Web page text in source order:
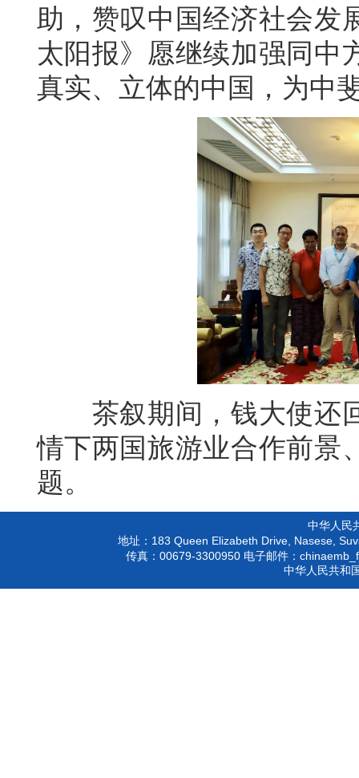
助，赞叹中国经济社会发
太阳报》愿继续加强同中
真实、立体的中国，为中
茶叙期间，钱大使还回
情下两国旅游业合作前景
题。
中华人民
地址： 183 Queen Elizabeth Drive, Nasese,
传真： 00679-3300950电子邮件：
中华人民共和